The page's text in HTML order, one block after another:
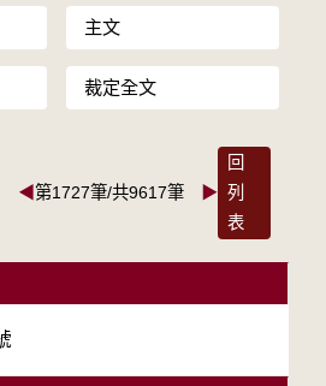
主文
裁定全文
◀第1727筆/共9617筆 ▶
回
列
表